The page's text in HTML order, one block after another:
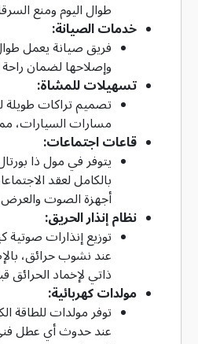
طوال اليوم ومنع
خدمات الصيانة:
فريق صيانة يعمل
وإصلاحها لضمان راحة
تسهيلات للمشاة:
تصميم تراكات طويلة
مسارات السيارات،
قاعات اجتماعات:
يتوفر في مول ذا
بالكامل لعقد
أجهزة الصوت والعرض
نظام إنذار الحريق:
توزيع إنذارات صوتية
عند نشوب حرائق،
ذاتي لإخماد الحرائق
مولدات كهربائية:
توفر مولدات للطاقة
عند حدوث أي عطل